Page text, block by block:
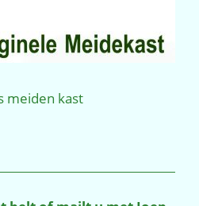
meiden kast